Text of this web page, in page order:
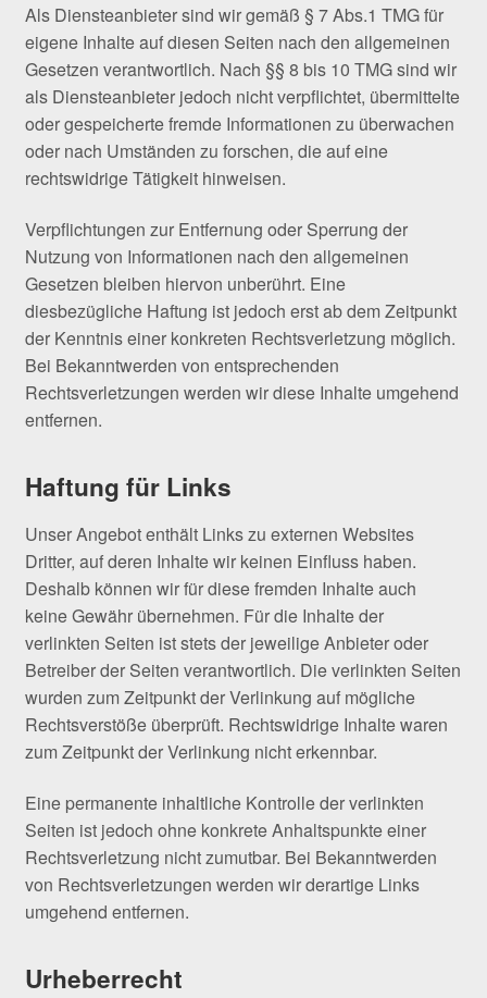
Als Diensteanbieter sind wir gemäß § 7 Abs.1 TMG für
eigene Inhalte auf diesen Seiten nach den allgemeinen
Gesetzen verantwortlich. Nach §§ 8 bis 10 TMG sind wir
als Diensteanbieter jedoch nicht verpflichtet, übermittelte
oder gespeicherte fremde Informationen zu überwachen
oder nach Umständen zu forschen, die auf eine
rechtswidrige Tätigkeit hinweisen.
Verpflichtungen zur Entfernung oder Sperrung der
Nutzung von Informationen nach den allgemeinen
Gesetzen bleiben hiervon unberührt. Eine
diesbezügliche Haftung ist jedoch erst ab dem Zeitpunkt
der Kenntnis einer konkreten Rechtsverletzung möglich.
Bei Bekanntwerden von entsprechenden
Rechtsverletzungen werden wir diese Inhalte umgehend
entfernen.
Haftung für Links
Unser Angebot enthält Links zu externen Websites
Dritter, auf deren Inhalte wir keinen Einfluss haben.
Deshalb können wir für diese fremden Inhalte auch
keine Gewähr übernehmen. Für die Inhalte der
verlinkten Seiten ist stets der jeweilige Anbieter oder
Betreiber der Seiten verantwortlich. Die verlinkten Seiten
wurden zum Zeitpunkt der Verlinkung auf mögliche
Rechtsverstöße überprüft. Rechtswidrige Inhalte waren
zum Zeitpunkt der Verlinkung nicht erkennbar.
Eine permanente inhaltliche Kontrolle der verlinkten
Seiten ist jedoch ohne konkrete Anhaltspunkte einer
Rechtsverletzung nicht zumutbar. Bei Bekanntwerden
von Rechtsverletzungen werden wir derartige Links
umgehend entfernen.
Urheberrecht